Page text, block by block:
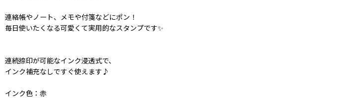
連絡帳やノート、メモや付箋などにポン！
毎日使いたくなる可愛くて実用的なスタンプです✨
連続捺印が可能なインク浸透式で、
インク補充なしですぐ使えます♪
インク色：赤